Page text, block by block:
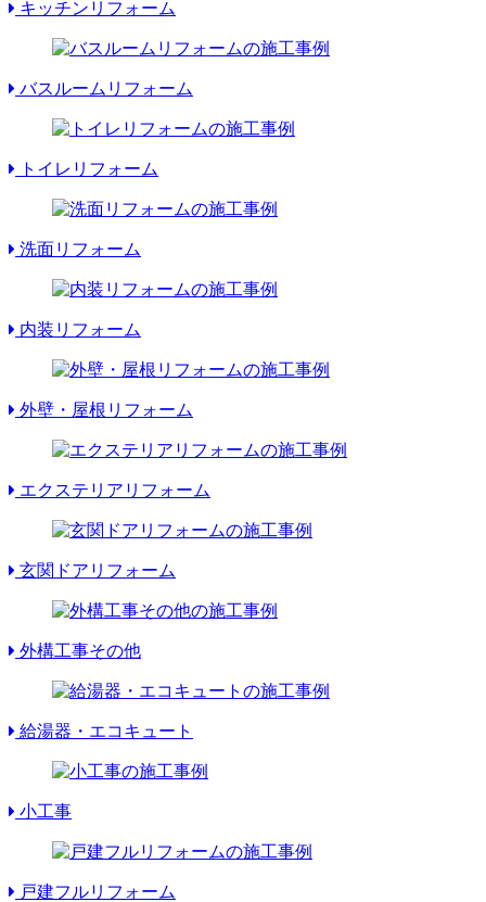
キッチンリフォーム
バスルームリフォーム
トイレリフォーム
洗面リフォーム
内装リフォーム
外壁・屋根リフォーム
エクステリアリフォーム
玄関ドアリフォーム
外構工事その他
給湯器・エコキュート
小工事
戸建フルリフォーム